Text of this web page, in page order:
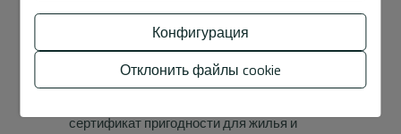
Подготовка налоговых деклараций для
нерезидентов.
Через наших архитекторов: проекты, ремонты,
новое строительство, разрешения и
сертификат пригодности для жилья и
Конфигурация
Отклонить файлы cookie